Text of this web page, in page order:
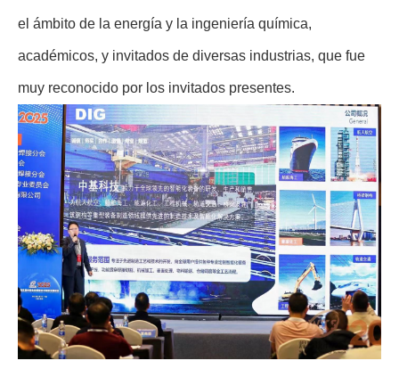
el ámbito de la energía y la ingeniería química,
académicos, y invitados de diversas industrias, que fue
muy reconocido por los invitados presentes.